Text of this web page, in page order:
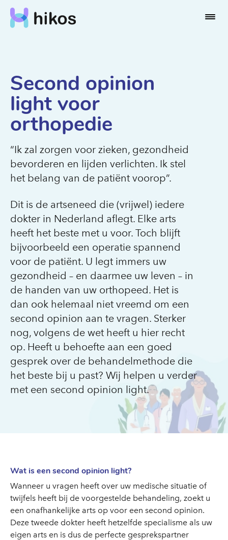
Second opinion
light voor
orthopedie
“Ik zal zorgen voor zieken, gezondheid
bevorderen en lijden verlichten. Ik stel
het belang van de patiënt voorop”.
Dit is de artseneed die (vrijwel) iedere
dokter in Nederland aflegt. Elke arts
heeft het beste met u voor. Toch blijft
bijvoorbeeld een operatie spannend
voor de patiënt. U legt immers uw
gezondheid – en daarmee uw leven – in
de handen van uw orthopeed. Het is
dan ook helemaal niet vreemd om een
second opinion aan te vragen. Sterker
nog, volgens de wet heeft u hier recht
op. Heeft u behoefte aan een goed
gesprek over de behandelmethode die
het beste bij u past? Wij helpen u verder
met een second opinion light.
Wat is een second opinion light?
Wanneer u vragen heeft over uw medische situatie of
twijfels heeft bij de voorgestelde behandeling, zoekt u
een onafhankelijke arts op voor een second opinion.
Deze tweede dokter heeft hetzelfde specialisme als uw
eigen arts en is dus de perfecte gesprekspartner